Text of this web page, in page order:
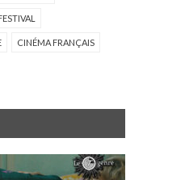
CINÉMA FRANÇAIS